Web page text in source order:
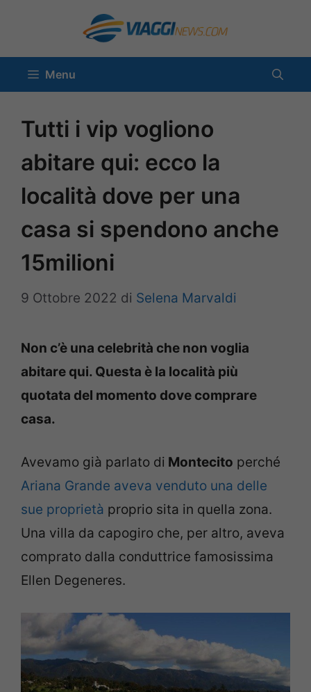
contenuto
Menu
Tutti i vip vogliono
abitare qui: ecco la
località dove per una
casa si spendono anche
15milioni
9 Ottobre 2022 di Selena Marvaldi
Non c’è una celebrità che non voglia
abitare qui. Questa è la località più
quotata del momento dove comprare
casa.
Avevamo già parlato di Montecito perché
Ariana Grande aveva venduto una delle
sue proprietà proprio sita in quella zona.
Una villa da capogiro che, per altro, aveva
comprato dalla conduttrice famosissima
Ellen Degeneres.